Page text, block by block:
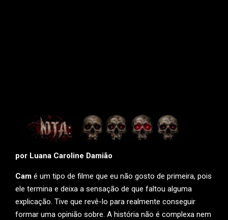
por Luana Caroline Damião
Cam é um tipo de filme que eu não gosto de primeira, pois
ele termina e deixa a sensação de que faltou alguma
explicação. Tive que revê-lo para realmente conseguir
formar uma opinião sobre. A história não é complexa nem